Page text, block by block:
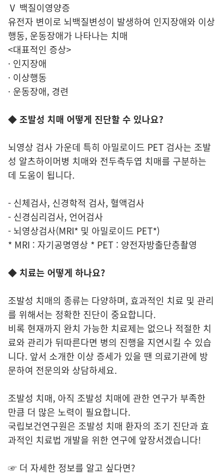
Ⅴ 백질이영양증
유전자 변이로 뇌백질변성이 발생하여 인지장애와 이상
행동, 운동장애가 나타나는 치매
<대표적인 증상>
· 인지장애
· 이상행동
· 운동장애, 경련
◆ 조발성 치매 어떻게 진단할 수 있나요?
뇌영상 검사 가운데 특히 아밀로이드 PET 검사는 조발
성 알츠하이머병 치매와 전두측두엽 치매를 구분하는
데 도움이 됩니다.
- 신체검사, 신경학적 검사, 혈액검사
- 신경심리검사, 언어검사
- 뇌영상검사(MRI* 및 아밀로이드 PET*)
* MRI : 자기공명영상 * PET : 양전자방출단층촬영
◆ 치료는 어떻게 하나요?
조발성 치매의 종류는 다양하며, 효과적인 치료 및 관리
를 위해서는 정확한 진단이 중요합니다.
비록 현재까지 완치 가능한 치료제는 없으나 적절한 치
료와 관리가 뒤따른다면 병의 진행을 지연시킬 수 있습
니다. 앞서 소개한 이상 증세가 있을 땐 의료기관에 방
문하여 전문의와 상담하세요.
조발성 치매, 아직 조발성 치매에 관한 연구가 부족한
만큼 더 많은 노력이 필요합니다.
국립보건연구원은 조발성 치매 환자의 조기 진단과 효
과적인 치료법 개발을 위한 연구에 앞장서겠습니다!
☞ 더 자세한 정보를 알고 싶다면?